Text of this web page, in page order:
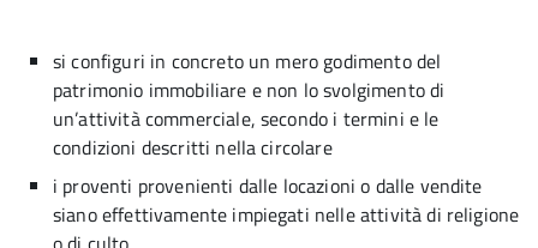
si configuri in concreto un mero godimento del
patrimonio immobiliare e non lo svolgimento di
un’attività commerciale, secondo i termini e le
condizioni descritti nella circolare
i proventi provenienti dalle locazioni o dalle vendite
siano effettivamente impiegati nelle attività di religione